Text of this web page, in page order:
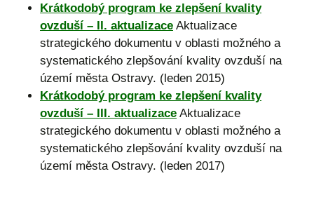
Krátkodobý program ke zlepšení kvality
ovzduší – II. aktualizace Aktualizace
strategického dokumentu v oblasti možného a
systematického zlepšování kvality ovzduší na
území města Ostravy. (leden 2015)
Krátkodobý program ke zlepšení kvality
ovzduší – III. aktualizace Aktualizace
strategického dokumentu v oblasti možného a
systematického zlepšování kvality ovzduší na
území města Ostravy. (leden 2017)